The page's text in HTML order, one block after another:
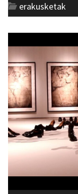
erakusketak